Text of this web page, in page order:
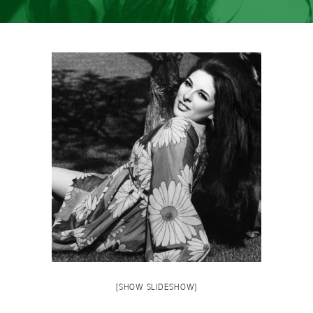
[SHOW SLIDESHOW]